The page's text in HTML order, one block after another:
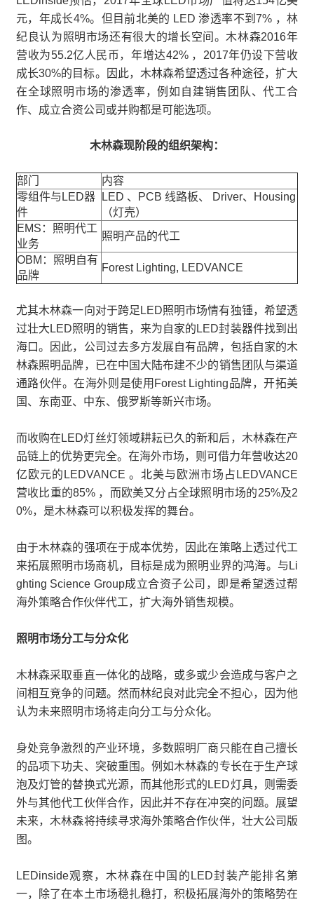
元，年成长4%。但目前北美的 LED 渗透率不到7% ，林
纪良认为照明市场还有很大的增长空间。木林森2016年
营收为55.2亿人民币，年增达42% ，2017年仍设下营收
成长30%的目标。因此，木林森希望透过各种途径，扩大
在全球照明市场的渗透率，例如自建销售团队、代工合
作、成立合资公司或并购都是可能选项。
木林森现阶段的组织架构：
部门
内容
零组件与LED器
件
LED 、PCB 线路板、 Driver、Housing
（灯壳）
EMS：照明代工
业务
照明产品的代工
OBM：照明自有
品牌
Forest Lighting, LEDVANCE
尤其木林森一向对于跨足LED照明市场情有独锺，希望透
过壮大LED照明的销售，来为自家的LED封装器件找到出
海口。因此，公司过去多方发展自有品牌，包括自家的木
林森照明品牌，已在中国大陆布建不少的销售团队与渠道
通路伙伴。在海外则是使用Forest Lighting品牌，开拓美
国、东南亚、中东、俄罗斯等新兴市场。
而收购在LED灯丝灯领域耕耘已久的新和后，木林森在产
品链上的优势更完全。在海外市场，则可借力年营收达20
亿欧元的LEDVANCE 。北美与欧洲市场占LEDVANCE
营收比重的85% ，而欧美又分占全球照明市场的25%及2
0%，是木林森可以积极发挥的舞台。
由于木林森的强项在于成本优势，因此在策略上透过代工
来拓展照明市场商机，目标是成为照明业界的鸿海。与Li
ghting Science Group成立合资子公司，即是希望透过帮
海外策略合作伙伴代工，扩大海外销售规模。
照明市场分工与分众化
木林森采取垂直一体化的战略，或多或少会造成与客户之
间相互竞争的问题。然而林纪良对此完全不担心，因为他
认为未来照明市场将走向分工与分众化。
身处竞争激烈的产业环境，多数照明厂商只能在自己擅长
的品项下功夫、突破重围。例如木林森的专长在于生产球
泡及灯管的替换式光源，而其他形式的LED灯具，则需委
外与其他代工伙伴合作，因此并不存在冲突的问题。展望
未来，木林森将持续寻求海外策略合作伙伴，壮大公司版
图。
LEDinside观察，木林森在中国的LED封装产能排名第
一，除了在本土市场稳扎稳打，积极拓展海外的策略势在